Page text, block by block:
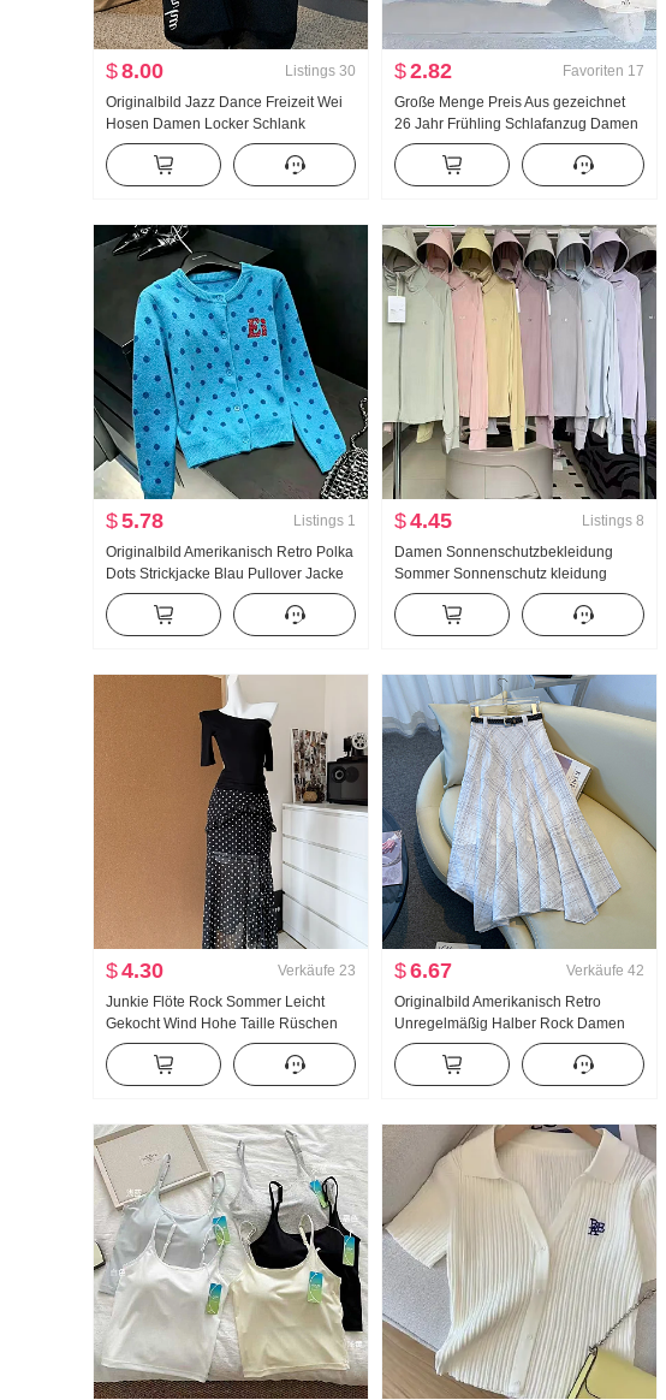
$8.00 Listings 30
Originalbild Jazz Dance Freizeit Wei
Hosen Damen Locker Schlank
Jogginghose Abseilen Gefühl Komfort
Weite Hose Bündchen
$2.82 Favoriten 17
Große Menge Preis Aus gezeichnet
26 Jahr Frühling Schlafanzug Damen
Neu Wolken Baumwolle Langarm
Klein Reverskragen Home Service
Anzug Live-Übertragung Hoch
$5.78 Listings 1
Originalbild Amerikanisch Retro Polka
Dots Strickjacke Blau Pullover Jacke
Frauen Herbst Neu Lässig Wind
Strickpullover Top ins
$4.45 Listings 8
Damen Sonnenschutzbekleidung
Sommer Sonnenschutz kleidung
Nylon dünne Ausführung Eis Seide
Atmungsaktiv Jacke Locker Große
Größe Hoodie
$4.30 Verkäufe 23
Junkie Flöte Rock Sommer Leicht
Gekocht Wind Hohe Taille Rüschen
Schlitz Schwarz Polka Dots Halber
Rock Tag Seide Schräg Schulter
Kleidung
$6.67 Verkäufe 42
Originalbild Amerikanisch Retro
Unregelmäßig Halber Rock Damen
Leinen Mittel-Langer Rock Kariert A-
Linien-Rock Unregelmäßig
Fischschwanz Pendel Rock